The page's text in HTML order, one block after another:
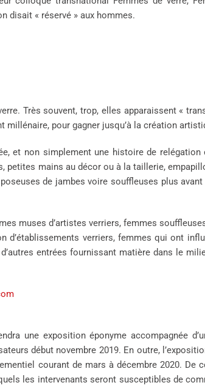
disait « réservé » aux hommes.
Très souvent, trop, elles apparaissent «
millénaire, pour gagner jusqu’à la création
et non simplement une histoire de
mains au décor ou à la taillerie,
de jambes voire souffleuses plus
muses d’artistes verriers, femmes
verriers, femmes qui ont
entrées fournissant matière dans le
une exposition éponyme accompagnée
début novembre 2019. En outre,
courant de mars à décembre 2020. De
les intervenants seront susceptibles de